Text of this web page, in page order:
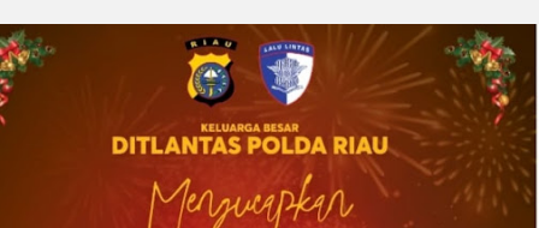
2026-08-01 00:27:35 Univar Solutions LLC
Univar Solutions Mengapresiasi Mitra
Transportasi Terbaik di Ajang Carrier
Awards Tahunan